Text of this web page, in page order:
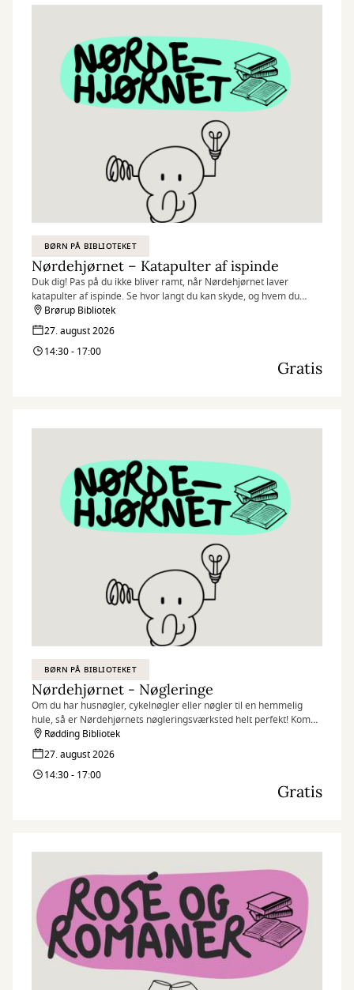
OBS – der skal trækkes en billet pr. baby, man må derfor gerne
komme flere voksne pr. baby.
BØRN PÅ BIBLIOTEKET
Nørdehjørnet – Katapulter af ispinde
Duk dig! Pas på du ikke bliver ramt, når Nørdehjørnet laver
katapulter af ispinde. Se hvor langt du kan skyde, og hvem du
måske kan ramme.
Nørdehjørnet er vores tilbud til dig, der elsker at udfordre din
kreativitet og nysgerrighed. Vi kombinerer nye og genbrugte
materialer med vores egne idéer og skaber skøre, vilde og
Brørup Bibliotek
27. august 2026
14:30 - 17:00
Gratis
BØRN PÅ BIBLIOTEKET
Nørdehjørnet - Nøgleringe
Om du har husnøgler, cykelnøgler eller nøgler til en hemmelig
hule, så er Nørdehjørnets nøgleringsværksted helt perfekt! Kom
og lav en unik nøglering – til dig selv eller én du holder af.
Nørdehjørnet er vores tilbud til dig, der elsker at udfordre din
kreativitet og nysgerrighed. Vi kombinerer nye og genbrugte
materialer med vores egne idéer og skaber skøre, vilde og
Rødding Bibliotek
27. august 2026
14:30 - 17:00
Gratis